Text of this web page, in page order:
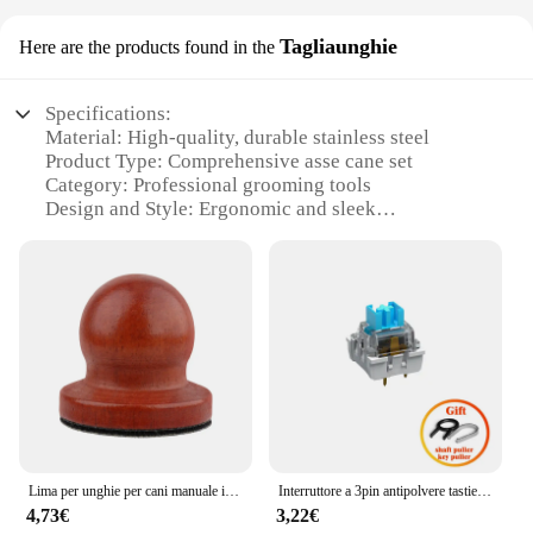
Here are the products found in the Tagliaunghie
Specifications:
Material: High-quality, durable stainless steel
Product Type: Comprehensive asse cane set
Category: Professional grooming tools
Design and Style: Ergonomic and sleek
Performance and Property: Sharp, precise blades for
efficient cuts
Parts and Accessories: Includes multiple nail
clippers and files
Features:
|Wholesale|Vendors|
The asse cane Tagliaunghie set is a must-have for
professional nail technicians and enthusiasts alike.
Lima per unghie per cani manuale in legno per cani da toelettatura per cani tiragraffi artiglio per animali domestici cura per artigli per cuccioli cura delle unghie all'aperto al coperto
4,73€
Interruttore a 3pin antipolvere tastiera meccanica tattile lineare silenzioso interruttore albero asse rosso marrone compatibile con interruttore MX
3,22€